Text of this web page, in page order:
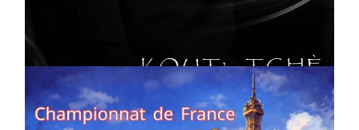
Artiste W2R : Jean Luc ALGER
On